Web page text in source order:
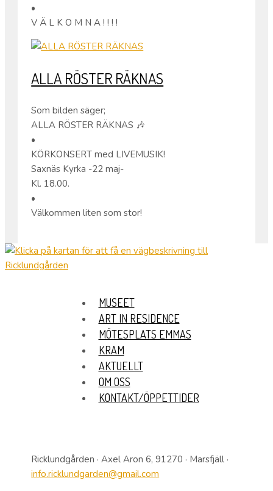
•
V Ä L K O M N A ! ! ! !
ALLA RÖSTER RÄKNAS
Som bilden säger;
ALLA RÖSTER RÄKNAS 🎶
•
KÖRKONSERT med LIVEMUSIK!
Saxnäs Kyrka -22 maj-
Kl. 18.00.
•
Välkommen liten som stor!
MUSEET
ART IN RESIDENCE
MÖTESPLATS EMMAS
KRAM
AKTUELLT
OM OSS
KONTAKT/ÖPPETTIDER
Ricklundgården · Axel Aron 6, 91270 · Marsfjäll ·
info.ricklundgarden@gmail.com